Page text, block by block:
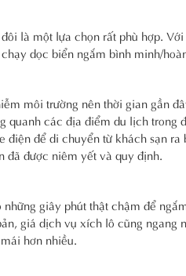
là một lựa chọn rất phù hợp.
dọc biển ngắm bình minh/
môi trường nên thời gian gần
các địa điểm du lịch trong
để di chuyển từ khách sạn
đã được niêm yết và quy định.
giây phút thật chậm để
giá dịch vụ xích lô cũng ngang
hơn nhiều.